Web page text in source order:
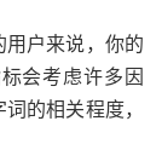
户来说，你的
会考虑许多因
的相关程度，